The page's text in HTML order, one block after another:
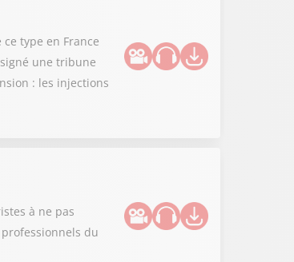
type en France
une tribune
: les injections
à ne pas
du